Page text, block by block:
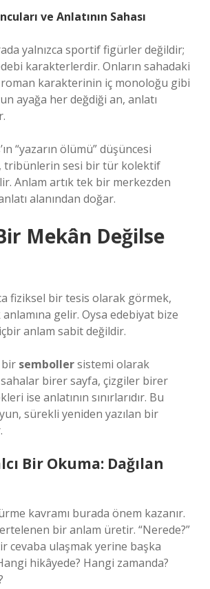
ve Anlatının Sahası
yalnızca sportif figürler değildir;
karakterlerdir. Onların sahadaki
karakterinin iç monoloğu gibi
ayağa her değdiği an, anlatı
“yazarın ölümü” düşüncesi
tribünlerin sesi bir tür kolektif
Anlam artık tek bir merkezden
alanından doğar.
Mekân Değilse
fiziksel bir tesis olarak görmek,
gelir. Oysa edebiyat bize
anlam sabit değildir.
bir sembollersistemi olarak
birer sayfa, çizgiler birer
ise anlatının sınırlarıdır. Bu
sürekli yeniden yazılan bir
Bir Okuma: Dağılan
kavramı burada önem kazanır.
bir anlam üretir. “Nerede?”
cevaba ulaşmak yerine başka
hikâyede? Hangi zamanda?